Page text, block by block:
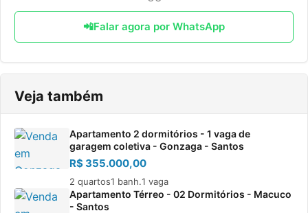
📲Falar agora por WhatsApp
Veja também
Apartamento 2 dormitórios - 1 vaga de
garagem coletiva - Gonzaga - Santos
R$ 355.000,00
2 quartos1 banh.1 vaga
Apartamento Térreo - 02 Dormitórios - Macuco
- Santos